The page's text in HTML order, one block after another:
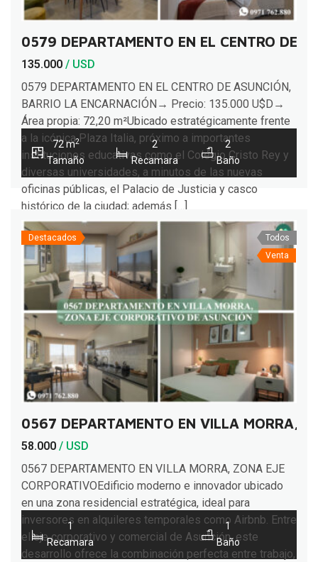
0579 DEPARTAMENTO EN EL CENTRO DE
135.000 / USD
0579 DEPARTAMENTO EN EL CENTRO DE ASUNCIÓN,
BARRIO LA ENCARNACIÓN→ Precio: 135.000 U$D→
Área propia: 72,20 m²Ubicado estratégicamente frente
a la icónica Plaza Italia, próximo a importantes
instituciones educativas como el Colegio Cristo Rey y
diversas universidades, a minutos de las nuevas
oficinas públicas, el Palacio de Justicia y casco
histórico de la ciudad; además […]
72 m2
Tamaño
2
Recamara
2
Baño
Destacados
Todos
Venta
0567 DEPARTAMENTO EN VILLA MORRA,
58.000 / USD
0567 DEPARTAMENTO EN VILLA MORRA, ZONA EJE
CORPORATIVOEdificio moderno e innovador ubicado
en una zona residencial estratégica, ideal para
inversores en alquileres temporales como Airbnb. Entre
el eje corporativo y comercial de Asunción, este
desarrollo ofrece la combinación perfecta entre trabajo,
1
Recamara
1
Baño